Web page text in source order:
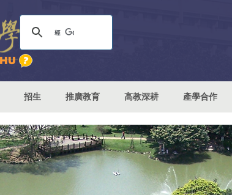
招生 推廣教育 高教深耕 產學合作